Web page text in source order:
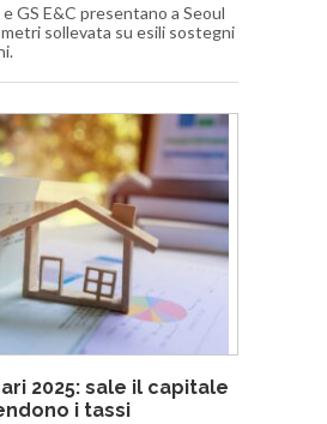
GS E&C presentano a Seoul
sollevata su esili sostegni
2025: sale il capitale
i tassi